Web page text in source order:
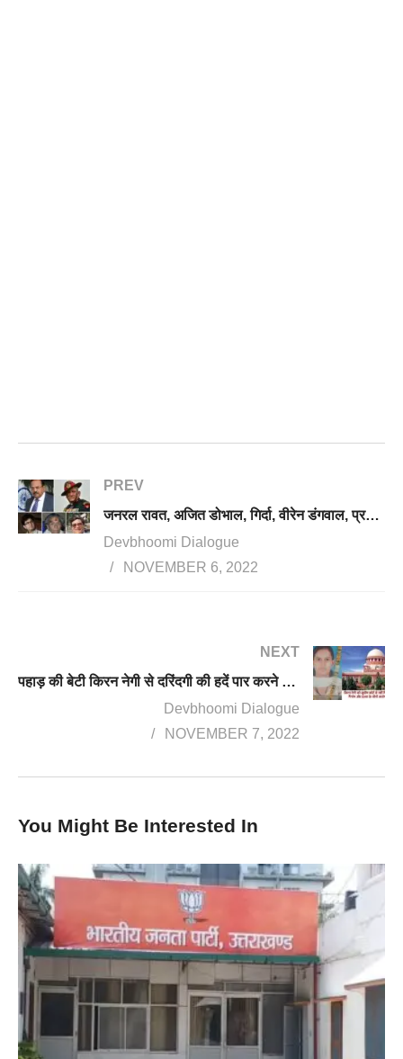
PREV
जनरल रावत, अजित डोभाल, गिर्दा, वीरेन डंगवाल, प्रसून जोशी को मिलेगा उत्तराखंड गौरव सम्मान
Devbhoomi Dialogue
NOVEMBER 6, 2022
NEXT
पहाड़ की बेटी किरन नेगी से दरिंदगी की हदें पार करने वाले दरिंदे छूटे, सुप्रीम कोर्ट ने तीनों दोषियों को किया बरी
Devbhoomi Dialogue
NOVEMBER 7, 2022
You Might Be Interested In